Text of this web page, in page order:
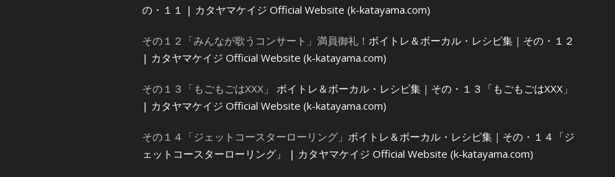
の・１１ | カタヤマケイジ Official Website (k-katayama.com)
その１２「みんなが歌うコンサート」満員御礼！ ボイトレ＆ボーカル・レシピ集｜その・１２
| カタヤマケイジ Official Website (k-katayama.com)
その１３「もごもごはXXX」 ボイトレ＆ボーカル・レシピ集｜その・１３「もごもごはXXX」
| カタヤマケイジ Official Website (k-katayama.com)
その１４「ジェットコースターローリング」 ボイトレ＆ボーカル・レシピ集｜その・１４「ジ
ェットコースターローリング」 | カタヤマケイジ Official Website (k-katayama.com)